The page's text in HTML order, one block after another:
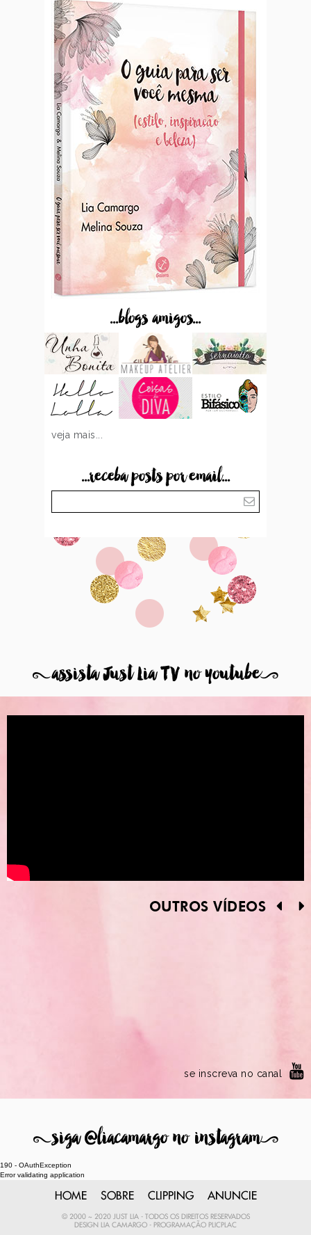
...blogs amigos...
veja mais...
...receba posts por email...
8assista Just Lia TV no youtube9
OUTROS VÍDEOS
se inscreva no canal
8siga @liacamargo no instagram9
190 - OAuthException
Error validating application
HOME SOBRE CLIPPING ANUNCIE
© 2000 ~ 2020 JUST LIA - TODOS OS DIREITOS RESERVADOS
DESIGN
LIA CAMARGO - PROGRAMAÇÃO PLICPLAC